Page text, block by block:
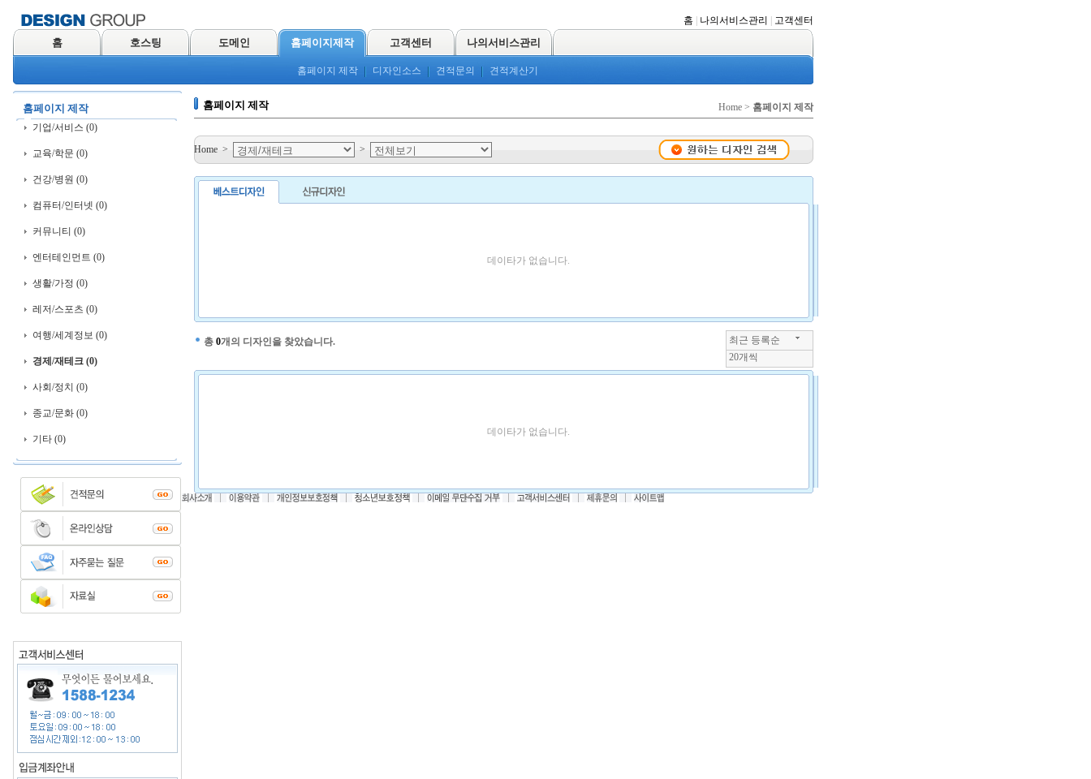
홈 나의서비스관리 고객센터
홈 호스팅 도메인 홈페이지제작 고객센터 나의서비스관리
홈페이지 제작 디자인소스 견적문의 견적계산기
홈페이지 제작
기업/서비스 (0)
교육/학문 (0)
건강/병원 (0)
컴퓨터/인터넷 (0)
커뮤니티 (0)
엔터테인먼트 (0)
생활/가정 (0)
레저/스포츠 (0)
여행/세계정보 (0)
경제/재테크 (0)
사회/정치 (0)
종교/문화 (0)
기타 (0)
홈페이지 제작 Home > 홈페이지 제작
Home > >
데이타가 없습니다.
총 0개의 디자인을 찾았습니다.
최근 등록순
20개씩
데이타가 없습니다.